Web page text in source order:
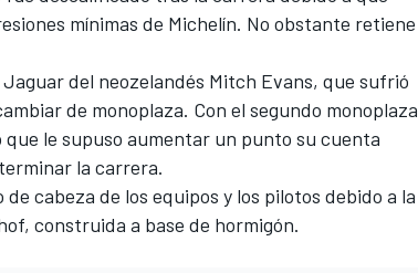
mínimas de Michelín. No obstante retiene
del neozelandés Mitch Evans, que sufrió
de monoplaza. Con el segundo monoplaza
le supuso aumentar un punto su cuenta
la carrera.
cabeza de los equipos y los pilotos debido a la
construida a base de hormigón.